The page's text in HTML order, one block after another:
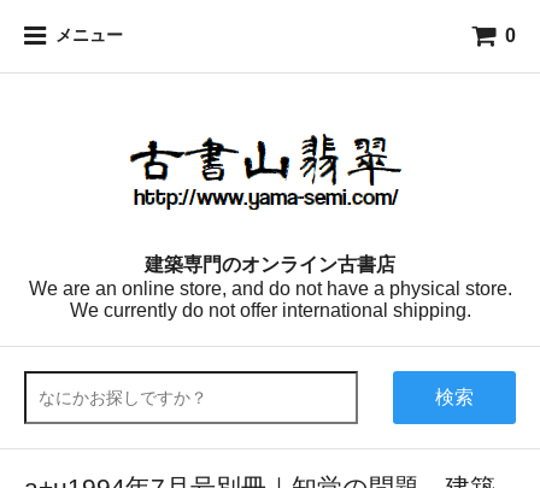
メニュー 0
建築専門のオンライン古書店
We are an online store, and do not have a physical store.
We currently do not offer international shipping.
検索